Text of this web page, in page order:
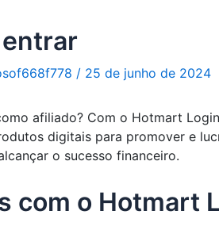
/ 25 de junho de 2024
afiliado? Com o Hotmart
digitais para promover e
o sucesso financeiro.
com o Hotmart